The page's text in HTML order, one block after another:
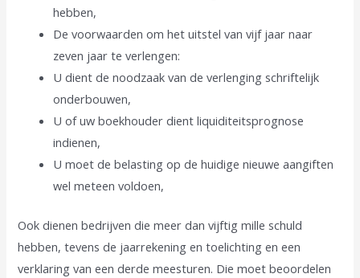
hebben,
De voorwaarden om het uitstel van vijf jaar naar
zeven jaar te verlengen:
U dient de noodzaak van de verlenging schriftelijk
onderbouwen,
U of uw boekhouder dient liquiditeitsprognose
indienen,
U moet de belasting op de huidige nieuwe aangiften
wel meteen voldoen,
Ook dienen bedrijven die meer dan vijftig mille schuld
hebben, tevens de jaarrekening en toelichting en een
verklaring van een derde meesturen. Die moet beoordelen